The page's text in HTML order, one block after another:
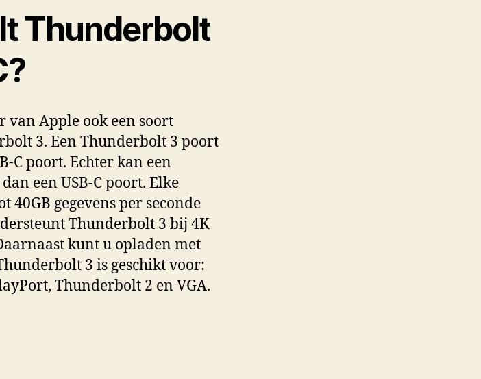
Thunderbolt
van Apple ook een soort
3. Een Thunderbolt 3 poort
C poort. Echter kan een
een USB-C poort. Elke
gegevens per seconde
Thunderbolt 3 bij 4K
kunt u opladen met
3 is geschikt voor:
Thunderbolt 2 en VGA.